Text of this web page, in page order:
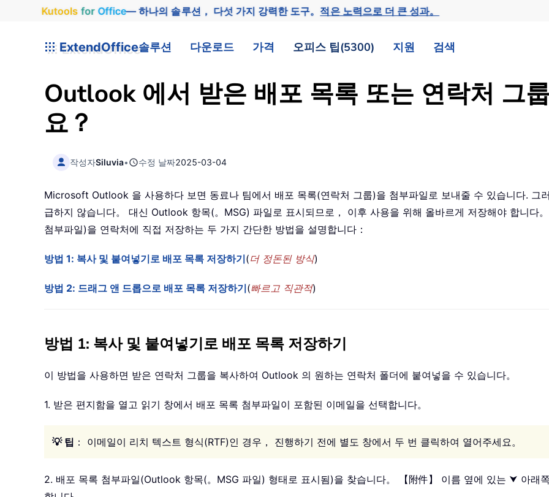
Kutools for Office— 하나의 솔루션， 다섯 가지 강력한 도구。적은 노력으로 더 큰 성과。
ExtendOffice솔루션 다운로드 가격 오피스 팁(5300) 지원 검색
Outlook 에서 받은 배포 목록 또는 연락처 그
요？
작성자Siluvia• 수정 날짜2025-03-04
Microsoft Outlook 을 사용하다 보면 동료나 팀에서 배포 목록(연락처 그룹)을 첨부파일로 보내줄 수 있습니다. 그
급하지 않습니다。 대신 Outlook 항목(。MSG) 파일로 표시되므로， 이후 사용을 위해 올바르게 저장해야 합니다
첨부파일)을 연락처에 직접 저장하는 두 가지 간단한 방법을 설명합니다：
방법 1: 복사 및 붙여넣기로 배포 목록 저장하기(더 정돈된 방식)
방법 2: 드래그 앤 드롭으로 배포 목록 저장하기(빠르고 직관적)
방법 1: 복사 및 붙여넣기로 배포 목록 저장하기
이 방법을 사용하면 받은 연락처 그룹을 복사하여 Outlook 의 원하는 연락처 폴더에 붙여넣을 수 있습니다。
1. 받은 편지함을 열고 읽기 창에서 배포 목록 첨부파일이 포함된 이메일을 선택합니다。
💡 팁 ： 이메일이 리치 텍스트 형식(RTF)인 경우， 진행하기 전에 별도 창에서 두 번 클릭하여 열어주세요。
2. 배포 목록 첨부파일(Outlook 항목(。MSG 파일) 형태로 표시됨)을 찾습니다。 【附件】 이름 옆에 있는 ⮟ 아래